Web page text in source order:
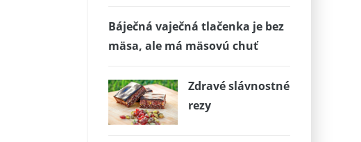
Báječná vaječná tlačenka je bez
mäsa, ale má mäsovú chuť
Zdravé slávnostné
rezy